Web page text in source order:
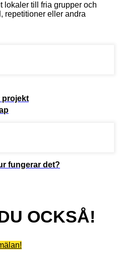
lokaler till fria grupper och
repetitioner eller andra
projekt
fungerar det?
OCKSÅ!